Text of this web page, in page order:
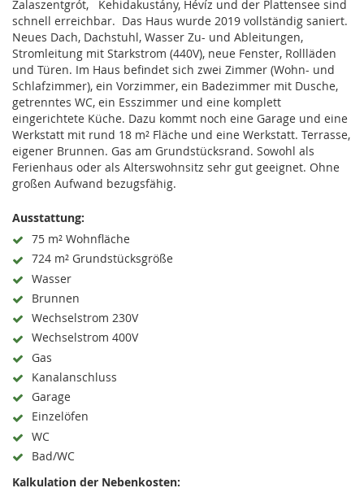
Zalaszentgrót, Kehidakustány, Hévíz und der Plattensee sind
schnell erreichbar. Das Haus wurde 2019 vollständig saniert.
Neues Dach, Dachstuhl, Wasser Zu- und Ableitungen,
Stromleitung mit Starkstrom (440V), neue Fenster, Rollläden
und Türen. Im Haus befindet sich zwei Zimmer (Wohn- und
Schlafzimmer), ein Vorzimmer, ein Badezimmer mit Dusche,
getrenntes WC, ein Esszimmer und eine komplett
eingerichtete Küche. Dazu kommt noch eine Garage und eine
Werkstatt mit rund 18 m² Fläche und eine Werkstatt. Terrasse,
eigener Brunnen. Gas am Grundstücksrand. Sowohl als
Ferienhaus oder als Alterswohnsitz sehr gut geeignet. Ohne
großen Aufwand bezugsfähig.
Ausstattung:
75 m² Wohnfläche
724 m² Grundstücksgröße
Wasser
Brunnen
Wechselstrom 230V
Wechselstrom 400V
Gas
Kanalanschluss
Garage
Einzelöfen
WC
Bad/WC
Kalkulation der Nebenkosten: